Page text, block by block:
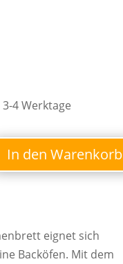
4 Werktage
In den Warenkorb
eignet sich
Backöfen. Mit dem